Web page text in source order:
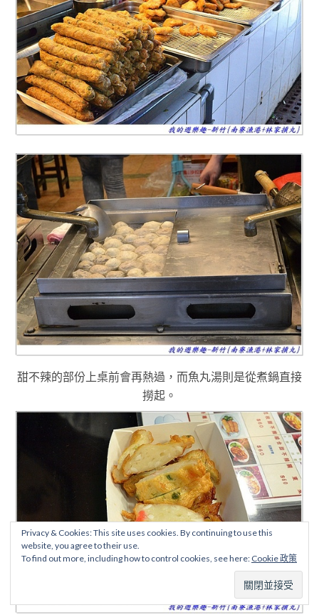
甜不辣的部份上桌前會再熱過 ，而魚丸湯則是從煮鍋直接
撈起 。
Privacy & Cookies: This site uses cookies. By continuing to use this
website, you agree to their use.
To find out more, including how to control cookies, see here: Cookie 政策